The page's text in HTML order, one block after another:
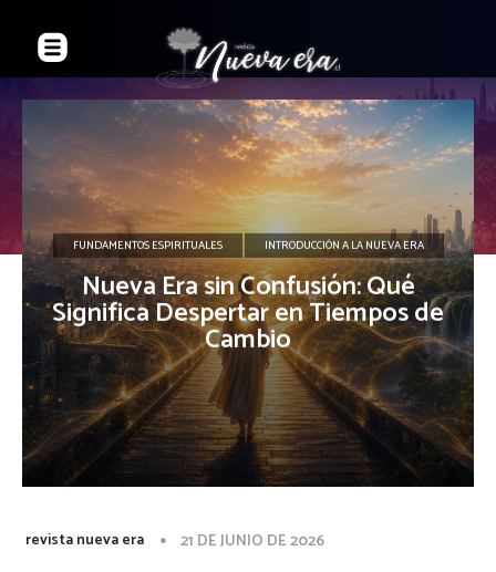
FUNDAMENTOS ESPIRITUALES INTRODUCCIÓN A LA NUEVA ERA
Nueva Era sin Confusión: Qué
Significa Despertar en Tiempos de
Cambio
revista nueva era
21 DE JUNIO DE 2026